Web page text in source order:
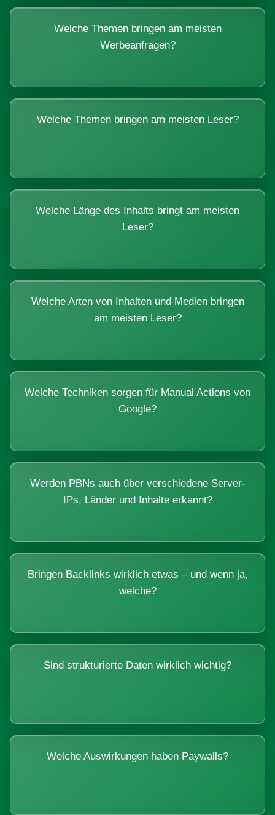
Welche Themen bringen am meisten
Werbeanfragen?
Welche Themen bringen am meisten Leser?
Welche Länge des Inhalts bringt am meisten
Leser?
Welche Arten von Inhalten und Medien bringen
am meisten Leser?
Welche Techniken sorgen für Manual Actions von
Google?
Werden PBNs auch über verschiedene Server-
IPs, Länder und Inhalte erkannt?
Bringen Backlinks wirklich etwas – und wenn ja,
welche?
Sind strukturierte Daten wirklich wichtig?
Welche Auswirkungen haben Paywalls?